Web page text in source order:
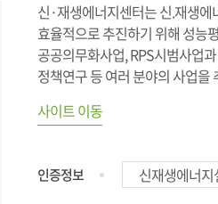
신·재생에너지센터는 신.재생
효율적으로 추진하기 위해 성능
공공의무화사업, RPS시범사업
정책연구 등 여러 분야의 사업을
사이트 이동
인증정보 신재생에너